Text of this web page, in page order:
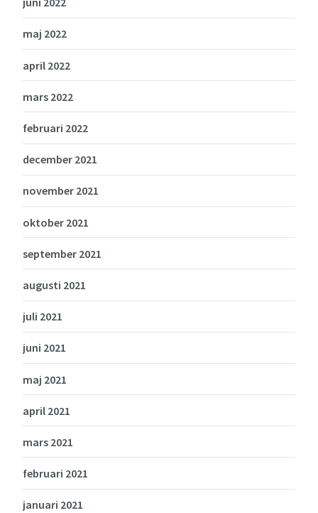
maj 2022
april 2022
mars 2022
februari 2022
december 2021
november 2021
oktober 2021
september 2021
augusti 2021
juli 2021
juni 2021
maj 2021
april 2021
mars 2021
februari 2021
januari 2021